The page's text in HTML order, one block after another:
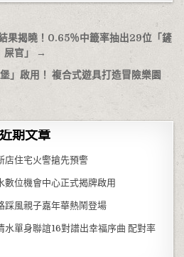
果揭曉！0.65％中籤率抽出29位「鏟
屎官」 →
」啟用！ 複合式遊具打造冒險樂園
近期文章
店住宅火警搶先預警
數位機會中心正式揭牌啟用
踩風親子嘉年華熱鬧登場
水單身聯誼16對譜出幸福序曲 配對率